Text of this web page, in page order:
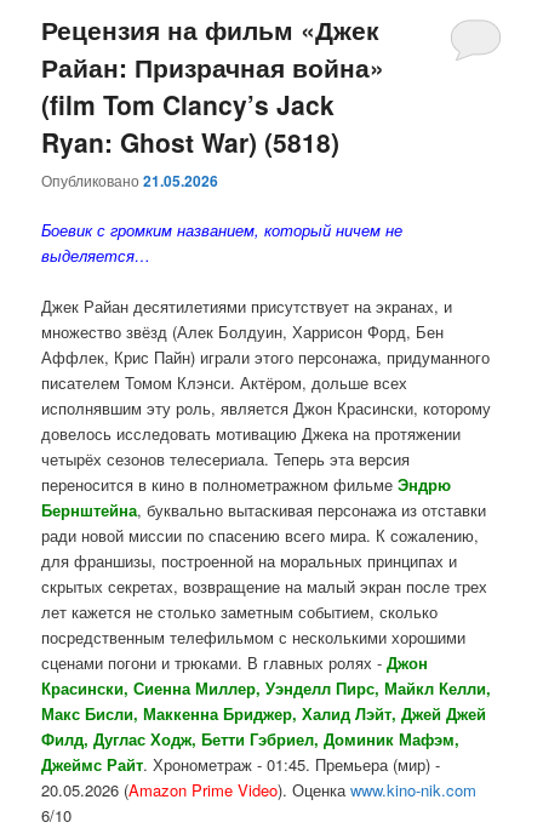
основному
содержимому
дополнительному
содержимому
Рецензия на фильм «Джек
Райан: Призрачная война»
(film Tom Clancy’s Jack
Ryan: Ghost War) (5818)
Опубликовано21.05.2026
Боевик с громким названием, который ничем не
выделяется…
Джек Райан десятилетиями присутствует на экранах, и
множество звёзд (Алек Болдуин, Харрисон Форд, Бен
Аффлек, Крис Пайн) играли этого персонажа, придуманного
писателем Томом Клэнси. Актёром, дольше всех
исполнявшим эту роль, является Джон Красински, которому
довелось исследовать мотивацию Джека на протяжении
четырёх сезонов телесериала. Теперь эта версия
переносится в кино в полнометражном фильмеЭндрю
Бернштейна, буквально вытаскивая персонажа из отставки
ради новой миссии по спасению всего мира. К сожалению,
для франшизы, построенной на моральных принципах и
скрытых секретах, возвращение на малый экран после трех
лет кажется не столько заметным событием, сколько
посредственным телефильмом с несколькими хорошими
сценами погони и трюками. В главных ролях -Джон
Красински, Сиенна Миллер, Уэнделл Пирс, Майкл Келли,
Макс Бисли, Маккенна Бриджер, Халид Лэйт, Джей Джей
Филд, Дуглас Ходж, Бетти Гэбриел, Доминик Мафэм,
Джеймс Райт. Хронометраж - 01:45. Премьера (мир) -
20.05.2026 (Amazon Prime Video). Оценкаwww.kino-nik.com
6/10